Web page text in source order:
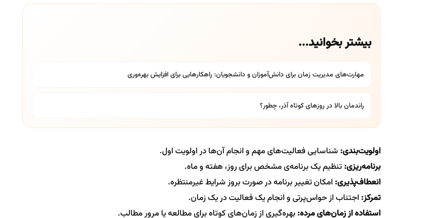
بیشتر بخوانید...
مهارت‌های مدیریت زمان برای دانش‌آموزان و دانشجویان: راهکارهایی برای افزایش بهره‌وری
راندمان بالا در روزهای کوتاه آذر، چطور؟
اولویت‌بندی: شناسایی فعالیت‌های مهم و انجام آن‌ها در اولویت اول.
برنامه‌ریزی: تنظیم یک برنامه‌ی مشخص برای روز، هفته و ماه.
انعطاف‌پذیری: امکان تغییر برنامه در صورت بروز شرایط غیرمنتظره.
تمرکز: اجتناب از حواس‌پرتی و انجام یک فعالیت در یک زمان.
استفاده از زمان‌های مرده:بهره‌گیری از زمان‌های کوتاه برای مطالعه یا مرور مطالب.